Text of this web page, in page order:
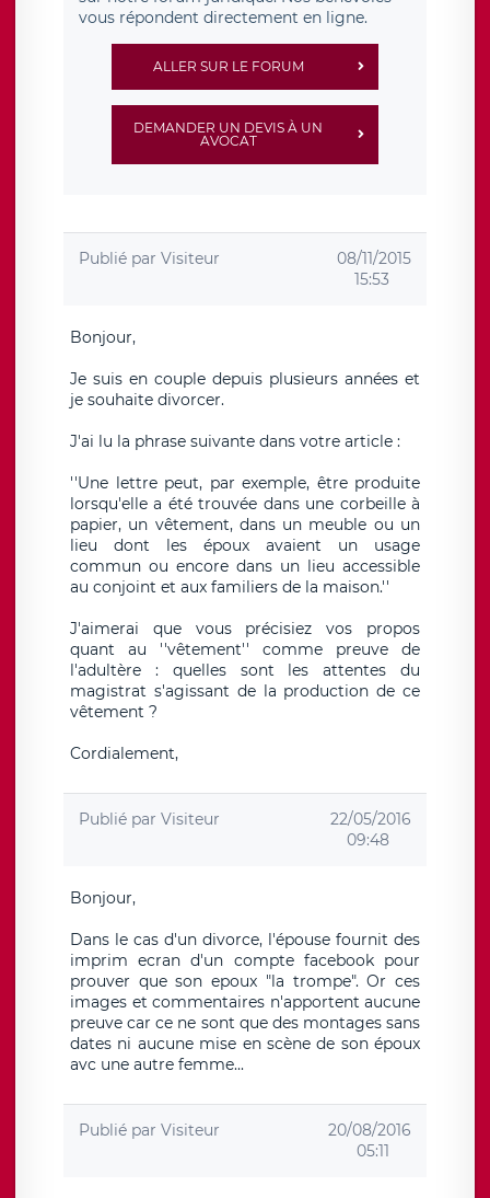
vous répondent directement en ligne.
ALLER SUR LE FORUM
DEMANDER UN DEVIS À UN
AVOCAT
Publié par Visiteur
08/11/2015
15:53
Bonjour,
Je suis en couple depuis plusieurs années et
je souhaite divorcer.
J'ai lu la phrase suivante dans votre article :
''Une lettre peut, par exemple, être produite
lorsqu'elle a été trouvée dans une corbeille à
papier, un vêtement, dans un meuble ou un
lieu dont les époux avaient un usage
commun ou encore dans un lieu accessible
au conjoint et aux familiers de la maison.''
J'aimerai que vous précisiez vos propos
quant au ''vêtement'' comme preuve de
l'adultère : quelles sont les attentes du
magistrat s'agissant de la production de ce
vêtement ?
Cordialement,
Publié par Visiteur
22/05/2016
09:48
Bonjour,
Dans le cas d'un divorce, l'épouse fournit des
imprim ecran d'un compte facebook pour
prouver que son epoux "la trompe". Or ces
images et commentaires n'apportent aucune
preuve car ce ne sont que des montages sans
dates ni aucune mise en scène de son époux
avc une autre femme...
Publié par Visiteur
20/08/2016
05:11